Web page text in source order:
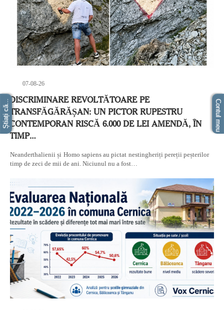
07-08-26
DISCRIMINARE REVOLTĂTOARE PE
TRANSFĂGĂRĂȘAN: UN PICTOR RUPESTRU
CONTEMPORAN RISCĂ 6.000 DE LEI AMENDĂ, ÎN
TIMP…
Neanderthalienii și Homo sapiens au pictat nestingheriți pereții peșterilor
timp de zeci de mii de ani. Niciunul nu a fost…
Știați că... Contul meu